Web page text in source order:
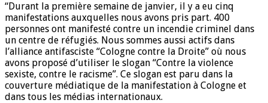
‘‘Durant la première semaine de janvier, il y a eu cinq
manifestations auxquelles nous avons pris part. 400
personnes ont manifesté contre un incendie criminel dans
un centre de réfugiés. Nous sommes aussi actifs dans
l’alliance antifasciste ‘‘Cologne contre la Droite’’ où nous
avons proposé d’utiliser le slogan ‘‘Contre la violence
sexiste, contre le racisme’’. Ce slogan est paru dans la
couverture médiatique de la manifestation à Cologne et
dans tous les médias internationaux.